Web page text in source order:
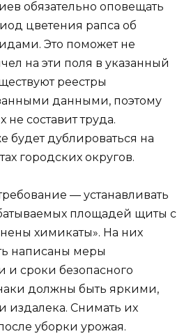
обязательно оповещать
цветения рапса об
Это поможет не
на эти поля в указанный
реестры
данными, поэтому
составит труда.
будет дублироваться на
городских округов.
— устанавливать
площадей щиты с
химикаты». На них
написаны меры
и сроки безопасного
должны быть яркими,
издалека. Снимать их
уборки урожая.